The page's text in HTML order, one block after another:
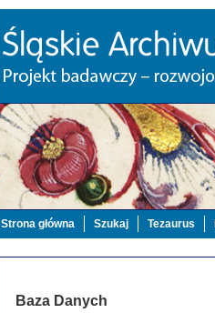
Strona główna Szukaj Tezaurus
Baza Danych